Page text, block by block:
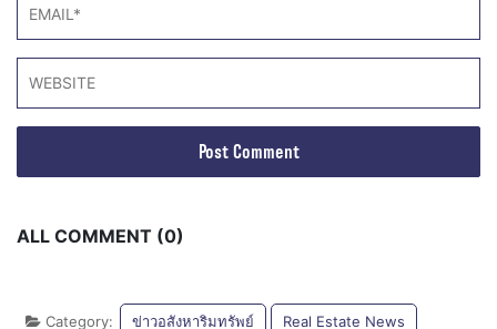
ALL COMMENT (0)
Category: ข่าวอสังหาริมทรัพย์ Real Estate News